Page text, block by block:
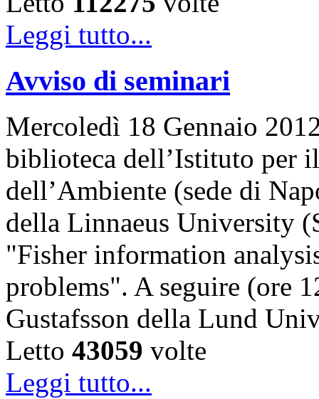
Leggi tutto...
Avviso di seminari
Mercoledì 18 Gennaio
biblioteca dell’Istituto per
dell’Ambiente (sede di
della Linnaeus University
"Fisher information
problems". A seguire (ore
Gustafsson della Lund
Letto 43059 volte
Leggi tutto...